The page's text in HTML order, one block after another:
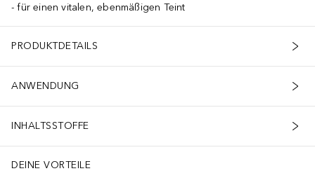
für einen vitalen, ebenmäßigen Teint
PRODUKTDETAILS
ANWENDUNG
INHALTSSTOFFE
DEINE VORTEILE